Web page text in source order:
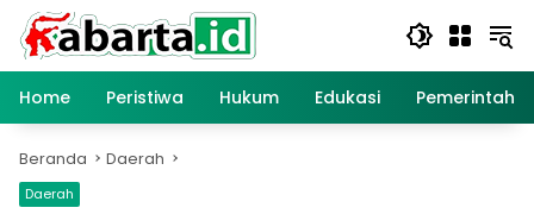
Langsung
konten
Home
Peristiwa Hukum Edukasi
Beranda Daerah
Daerah